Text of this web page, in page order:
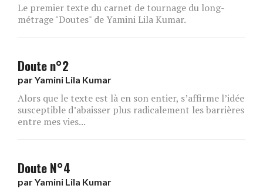
Le premier texte du carnet de tournage du long-
métrage "Doutes" de Yamini Lila Kumar.
Doute n°2
parYamini Lila Kumar
Alors que le texte est là en son entier, s’affirme l’idée
susceptible d’abaisser plus radicalement les barrières
entre mes vies...
Doute N°4
parYamini Lila Kumar